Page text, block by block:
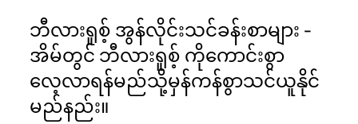
ဘီလားရူစ့် အွန်လိုင်းသင်ခန်းစာများ -
အိမ်တွင် ဘီလားရူစ့် ကိုကောင်းစွာ
လေ့လာရန်မည်သို့မှန်ကန်စွာသင်ယူနိုင်
မည်နည်း။